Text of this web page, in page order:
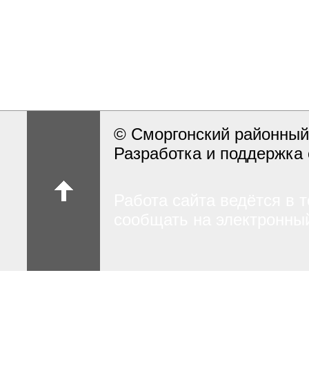
© Сморгонский
Разработка и поддержка